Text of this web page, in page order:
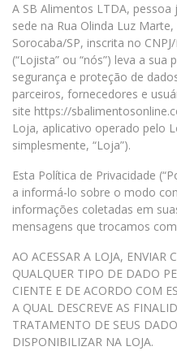
A SB Alimentos LTDA,
sede na Rua Olinda Luz
Sorocaba/SP, inscrita no
(“Lojista” ou “nós”) leva a sua
segurança e proteção de
parceiros, fornecedores e
site https://
Loja, aplicativo operado pelo
simplesmente, “Loja”).
Esta Política de Privacidade
a informá-lo sobre o modo
informações coletadas em
mensagens que trocamos
AO ACESSAR A LOJA, ENVIAR
QUALQUER TIPO DE DADO
CIENTE E DE ACORDO COM
A QUAL DESCREVE AS
TRATAMENTO DE SEUS
DISPONIBILIZAR NA LOJA.